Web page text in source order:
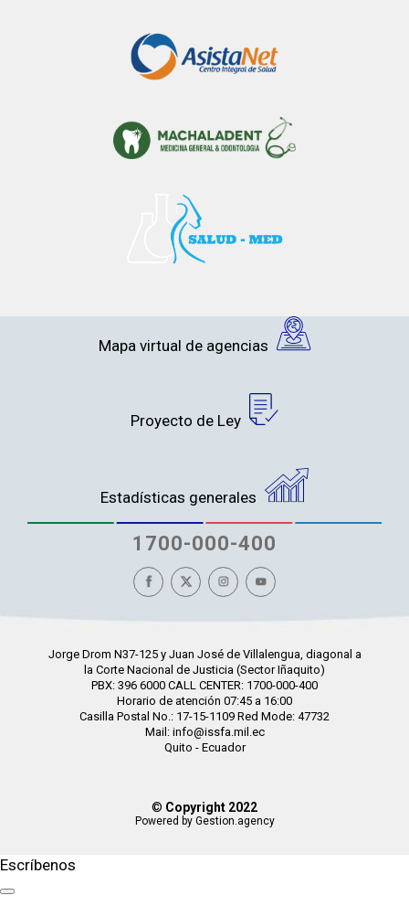
Mapa virtual de agencias
Proyecto de Ley
Estadísticas generales
1700-000-400
© Copyright 2022
Powered by Gestion.agency
Jorge Drom N37-125 y Juan José de Villalengua, diagonal a
la Corte Nacional de Justicia (Sector Iñaquito)
PBX: 396 6000 CALL CENTER: 1700-000-400
Horario de atención 07:45 a 16:00
Casilla Postal No.: 17-15-1109 Red Mode: 47732
Mail: info@issfa.mil.ec
Quito - Ecuador
Escríbenos